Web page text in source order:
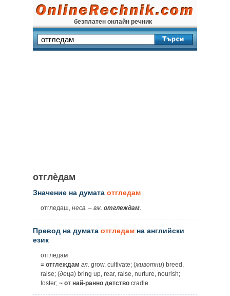
безплатен онлайн речник
отглѐдам
Значение на думата отгледам
отгледаш, несв. – вж. отглеждам.
Превод на думата отгледам на английски
език
отгледам
= отглеждам гл. grow, cultivate; (животни) breed,
raise; (деца) bring up, rear, raise, nurture, nourish;
foster; ~ от най-ранно детство cradle.